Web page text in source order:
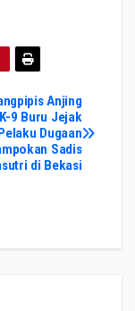
Anjing
9 Buru Jejak
Dugaan
Sadis
di Bekasi